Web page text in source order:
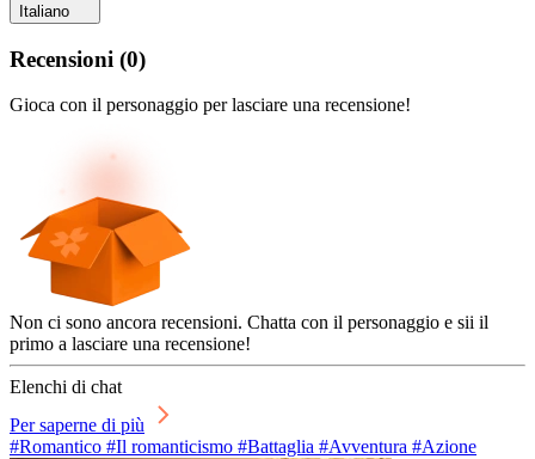
Italiano
Recensioni (0)
Gioca con il personaggio per lasciare una recensione!
Non ci sono ancora recensioni. Chatta con il personaggio e sii il
primo a lasciare una recensione!
Elenchi di chat
Per saperne di più
#Romantico #Il romanticismo #Battaglia #Avventura #Azione